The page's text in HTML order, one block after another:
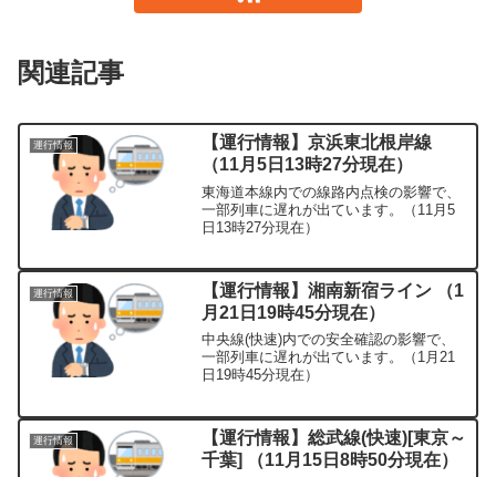
関連記事
運行情報
【運行情報】京浜東北根岸線
（11月5日13時27分現在）
東海道本線内での線路内点検の影響で、
一部列車に遅れが出ています。（11月5
日13時27分現在）
運行情報
【運行情報】湘南新宿ライン （1
月21日19時45分現在）
中央線(快速)内での安全確認の影響で、
一部列車に遅れが出ています。（1月21
日19時45分現在）
運行情報
【運行情報】総武線(快速)[東京～
千葉] （11月15日8時50分現在）